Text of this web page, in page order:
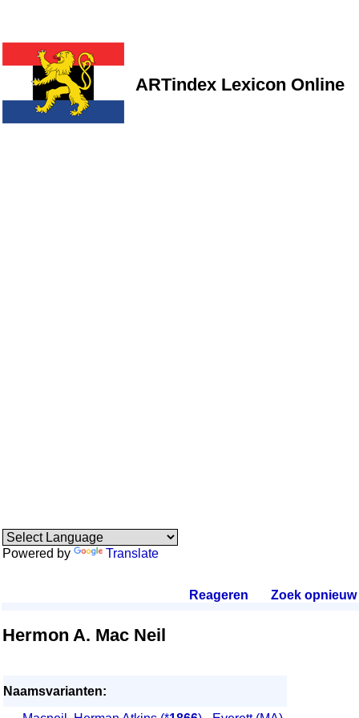
ARTindex Lexicon Online
Powered by Translate
Reageren Zoek opnieuw.
Hermon A. Mac Neil
Naamsvarianten: